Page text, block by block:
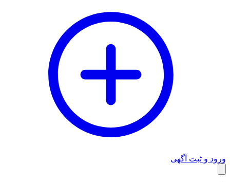
وبلاگ
ورود و ثبت آگهی